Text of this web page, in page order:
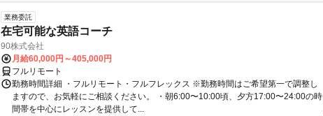
業務委託
在宅可能な英語コーチ
90株式会社
月給60,000円～405,000円
フルリモート
勤務時間詳細 ・フルリモート・フルフレックス ※勤務時間はご希望第一で調整し
ますので、お気軽にご相談ください。 ・朝6:00〜10:00頃、夕方17:00〜24:00の時
間帯を中心にレッスンを提供して...